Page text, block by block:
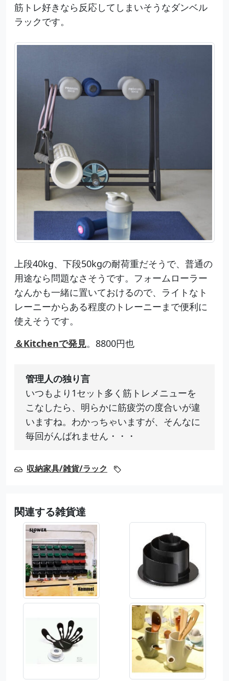
筋トレ好きなら反応してしまいそうなダンベル
ラックです。
上段40kg、下段50kgの耐荷重だそうで、普通の
用途なら問題なさそうです。フォームローラー
なんかも一緒に置いておけるので、ライトなト
レーニーからある程度のトレーニーまで便利に
使えそうです。
＆Kitchenで発見。8800円也
管理人の独り言
いつもより1セット多く筋トレメニューを
こなしたら、明らかに筋疲労の度合いが違
いますね。わかっちゃいますが、そんなに
毎回がんばれません・・・
収納家具/雑貨/ラック
関連する雑貨達